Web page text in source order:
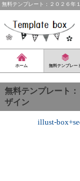
無料テンプレート：２０２６年
ホーム 無料テンプレー
無料テンプレート
ザイン
illust-